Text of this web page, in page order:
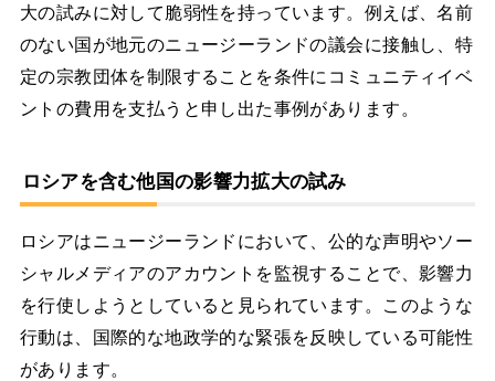
大の試みに対して脆弱性を持っています。例えば、名前
のない国が地元のニュージーランドの議会に接触し、特
定の宗教団体を制限することを条件にコミュニティイベ
ントの費用を支払うと申し出た事例があります。
ロシアを含む他国の影響力拡大の試み
ロシアはニュージーランドにおいて、公的な声明やソー
シャルメディアのアカウントを監視することで、影響力
を行使しようとしていると見られています。このような
行動は、国際的な地政学的な緊張を反映している可能性
があります。